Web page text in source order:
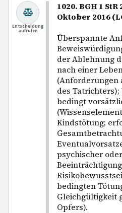
1020. BGH 1
Oktober 2016
Überspannte
der Ablehnung
nach einer
(Anforderungen
des
bedingt
Kindstötung;
psychischer
bedingten
Gleichgültigkeit
Opfers).
Entscheidung
aufrufen